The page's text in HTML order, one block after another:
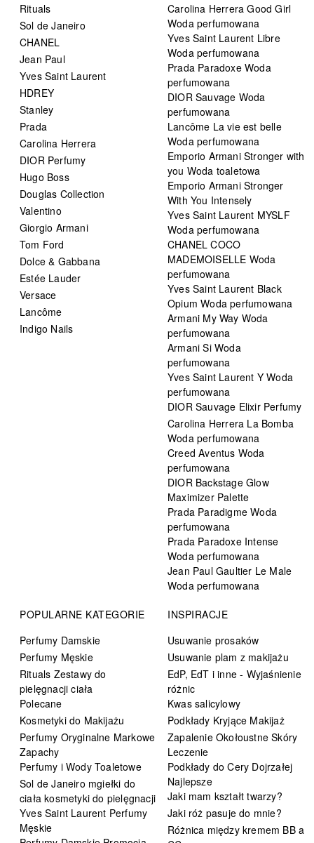
Rituals
Sol de Janeiro
CHANEL
Jean Paul
Yves Saint Laurent
HDREY
Stanley
Prada
Carolina Herrera
DIOR Perfumy
Hugo Boss
Douglas Collection
Valentino
Giorgio Armani
Tom Ford
Dolce & Gabbana
Estée Lauder
Versace
Lancôme
Indigo Nails
Carolina Herrera Good Girl
Woda perfumowana
Yves Saint Laurent Libre
Woda perfumowana
Prada Paradoxe Woda
perfumowana
DIOR Sauvage Woda
perfumowana
Lancôme La vie est belle
Woda perfumowana
Emporio Armani Stronger with
you Woda toaletowa
Emporio Armani Stronger
With You Intensely
Yves Saint Laurent MYSLF
Woda perfumowana
CHANEL COCO
MADEMOISELLE Woda
perfumowana
Yves Saint Laurent Black
Opium Woda perfumowana
Armani My Way Woda
perfumowana
Armani Si Woda
perfumowana
Yves Saint Laurent Y Woda
perfumowana
DIOR Sauvage Elixir Perfumy
Carolina Herrera La Bomba
Woda perfumowana
Creed Aventus Woda
perfumowana
DIOR Backstage Glow
Maximizer Palette
Prada Paradigme Woda
perfumowana
Prada Paradoxe Intense
Woda perfumowana
Jean Paul Gaultier Le Male
Woda perfumowana
POPULARNE KATEGORIE
Perfumy Damskie
Perfumy Męskie
Rituals Zestawy do
pielęgnacji ciała
Polecane
Kosmetyki do Makijażu
Perfumy Oryginalne Markowe
Zapachy
Perfumy i Wody Toaletowe
Sol de Janeiro mgiełki do
ciała kosmetyki do pielęgnacji
Yves Saint Laurent Perfumy
Męskie
INSPIRACJE
Usuwanie prosaków
Usuwanie plam z makijażu
EdP, EdT i inne - Wyjaśnienie
różnic
Kwas salicylowy
Podkłady Kryjące Makijaż
Zapalenie Okołoustne Skóry
Leczenie
Podkłady do Cery Dojrzałej
Najlepsze
Jaki mam kształt twarzy?
Jaki róż pasuje do mnie?
Różnica między kremem BB a